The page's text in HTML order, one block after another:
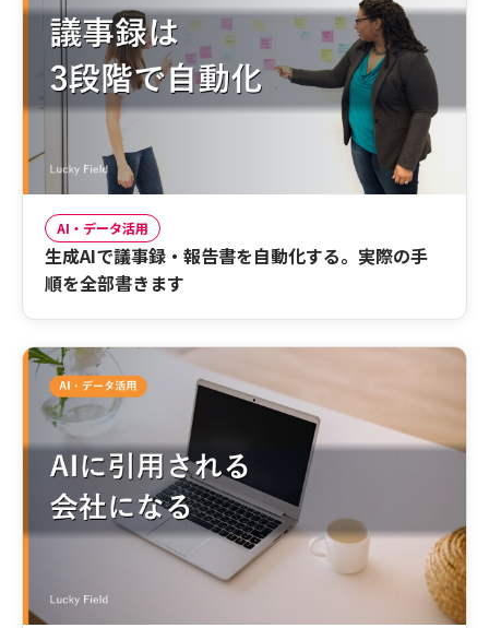
AI・データ活用
生成AIで議事録・報告書を自動化する。実際の手
順を全部書きます